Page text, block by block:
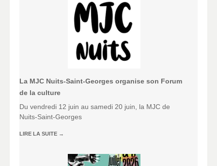
La MJC Nuits-Saint-Georges organise son Forum
de la culture
Du vendredi 12 juin au samedi 20 juin, la MJC de
Nuits-Saint-Georges
LIRE LA SUITE →